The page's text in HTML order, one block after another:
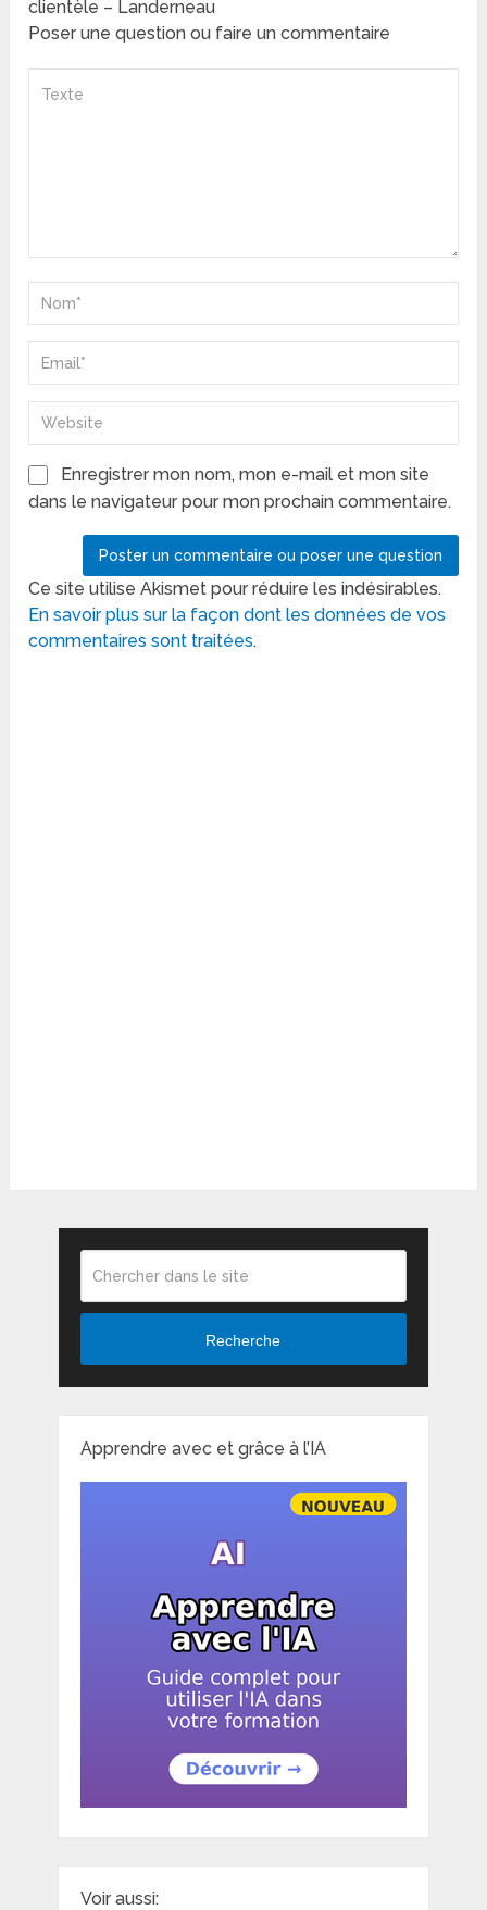
clientèle – Landerneau
Poser une question ou faire un commentaire
Enregistrer mon nom, mon e-mail et mon site
dans le navigateur pour mon prochain commentaire.
Ce site utilise Akismet pour réduire les indésirables.
En savoir plus sur la façon dont les données de vos
commentaires sont traitées.
Recherche
Apprendre avec et grâce à l’IA
Voir aussi: